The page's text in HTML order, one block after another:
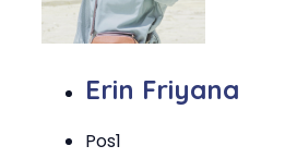
Erin Friyana
Pos1